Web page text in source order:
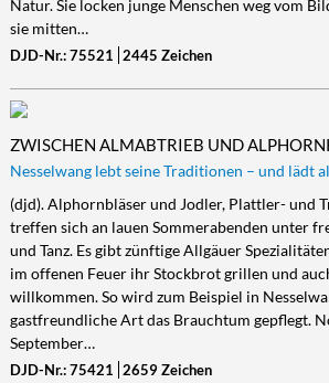
Natur. Sie locken junge Menschen weg vom
sie mitten…
DJD-Nr.: 75521 2445 Zeichen
ZWISCHEN ALMABTRIEB UND
Nesselwang lebt seine Traditionen – und lädt
(djd). Alphornbläser und Jodler, Plattler- und
treffen sich an lauen Sommerabenden unter
und Tanz. Es gibt zünftige Allgäuer
im offenen Feuer ihr Stockbrot grillen und
willkommen. So wird zum Beispiel in
gastfreundliche Art das Brauchtum gepflegt.
September…
DJD-Nr.: 75421 2659 Zeichen